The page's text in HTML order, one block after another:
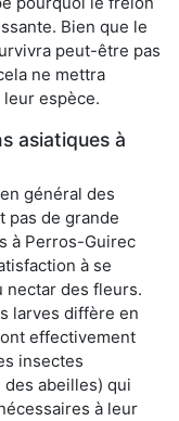
Bien que le
peut-être pas
ne mettra
espèce.
asiatiques à
général des
pas de grande
à Perros-Guirec
à se
nectar des fleurs.
larves diffère en
effectivement
insectes
abeilles) qui
à leur